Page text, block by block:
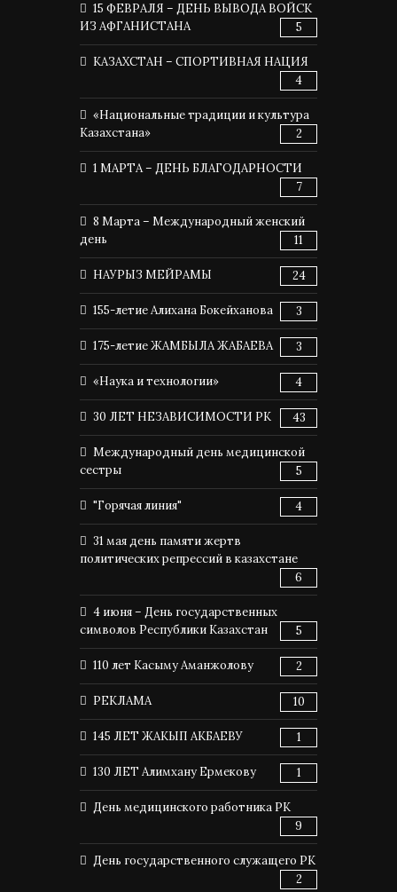
15 ФЕВРАЛЯ – ДЕНЬ ВЫВОДА ВОЙСК
ИЗ АФГАНИСТАНА
5
КАЗАХСТАН – СПОРТИВНАЯ НАЦИЯ
4
«Национальные традиции и культура
Казахстана»
2
1 МАРТА – ДЕНЬ БЛАГОДАРНОСТИ
7
8 Марта – Международный женский
день
11
НАУРЫЗ МЕЙРАМЫ 24
155-летие Алихана Бокейханова 3
175-летие ЖАМБЫЛА ЖАБАЕВА 3
«Наука и технологии» 4
30 ЛЕТ НЕЗАВИСИМОСТИ РК 43
Международный день медицинской
сестры
5
"Горячая линия" 4
31 мая день памяти жертв
политических репрессий в казахстане
6
4 июня – День государственных
символов Республики Казахстан
5
110 лет Касыму Аманжолову 2
РЕКЛАМА 10
145 ЛЕТ ЖАКЫП АКБАЕВУ 1
130 ЛЕТ Алимхану Ермекову 1
День медицинского работника РК
9
День государственного служащего РК
2